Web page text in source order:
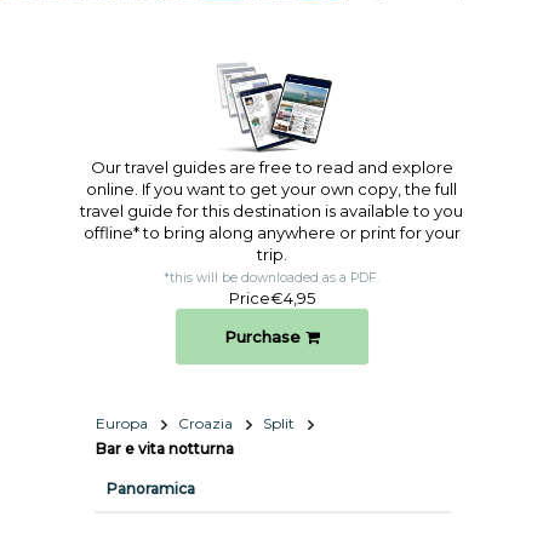
Our travel guides are free to read and explore
online. If you want to get your own copy, the full
travel guide for this destination is available to you
offline* to bring along anywhere or print for your
trip.​
*this will be downloaded as a PDF.
Price€4,95
Purchase
Europa Croazia
Split
Bar e vita notturna
Panoramica